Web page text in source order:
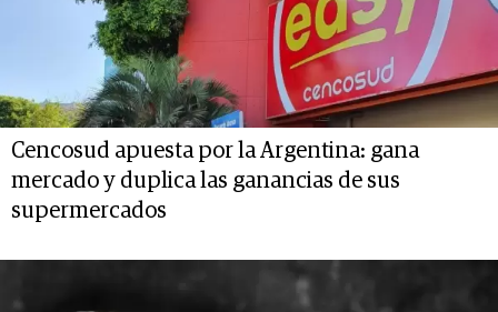
Cencosud apuesta por la Argentina: gana
mercado y duplica las ganancias de sus
supermercados